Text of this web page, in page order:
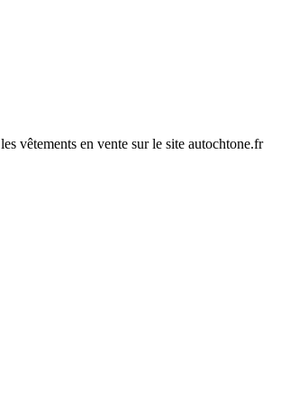
vêtements en vente sur le site autochtone.fr